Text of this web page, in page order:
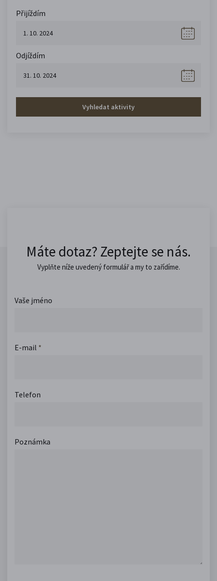
Přijíždím
Odjíždím
Vyhledat aktivity
Máte dotaz? Zeptejte se nás.
Vyplňte níže uvedený formulář a my to zařídíme.
Vaše jméno
E-mail *
Telefon
Poznámka